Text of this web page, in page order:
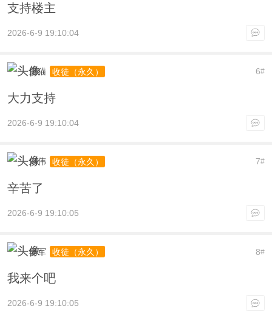
支持楼主
2026-6-9 19:10:04
6#
肥猫 收徒（永久）
大力支持
2026-6-9 19:10:04
7#
刘伟 收徒（永久）
辛苦了
2026-6-9 19:10:05
8#
姜军 收徒（永久）
我来个吧
2026-6-9 19:10:05